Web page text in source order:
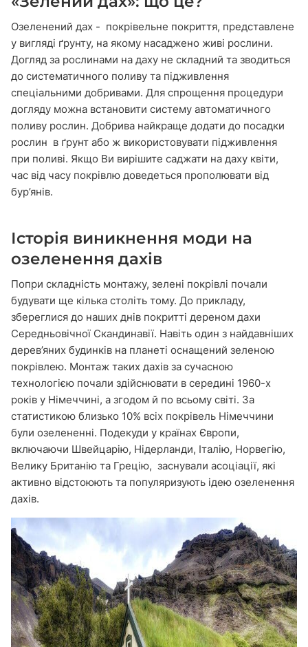
Озеленений дах - покрівельне покриття, представлене
у вигляді ґрунту, на якому насаджено живі рослини.
Догляд за рослинами на даху не складний та зводиться
до систематичного поливу та підживлення
спеціальними добривами. Для спрощення процедури
догляду можна встановити систему автоматичного
поливу рослин. Добрива найкраще додати до посадки
рослин в ґрунт або ж використовувати підживлення
при поливі. Якщо Ви вирішите саджати на даху квіти,
час від часу покрівлю доведеться прополювати від
бур’янів.
Історія виникнення моди на
озеленення дахів
Попри складність монтажу, зелені покрівлі почали
будувати ще кілька століть тому. До прикладу,
збереглися до наших днів покритті дереном дахи
Середньовічної Скандинавії. Навіть один з найдавніших
дерев’яних будинків на планеті оснащений зеленою
покрівлею. Монтаж таких дахів за сучасною
технологією почали здійснювати в середині 1960-х
років у Німеччині, а згодом й по всьому світі. За
статистикою близько 10% всіх покрівель Німеччини
були озелененні. Подекуди у країнах Європи,
включаючи Швейцарію, Нідерланди, Італію, Норвегію,
Велику Британію та Грецію, заснували асоціації, які
активно відстоюють та популяризують ідею озеленення
дахів.